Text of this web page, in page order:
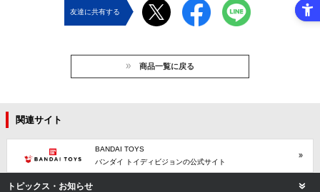
友達に共有する
商品一覧に戻る
関連サイト
BANDAI TOYS
バンダイ トイディビジョンの公式サイト
トピックス・お知らせ